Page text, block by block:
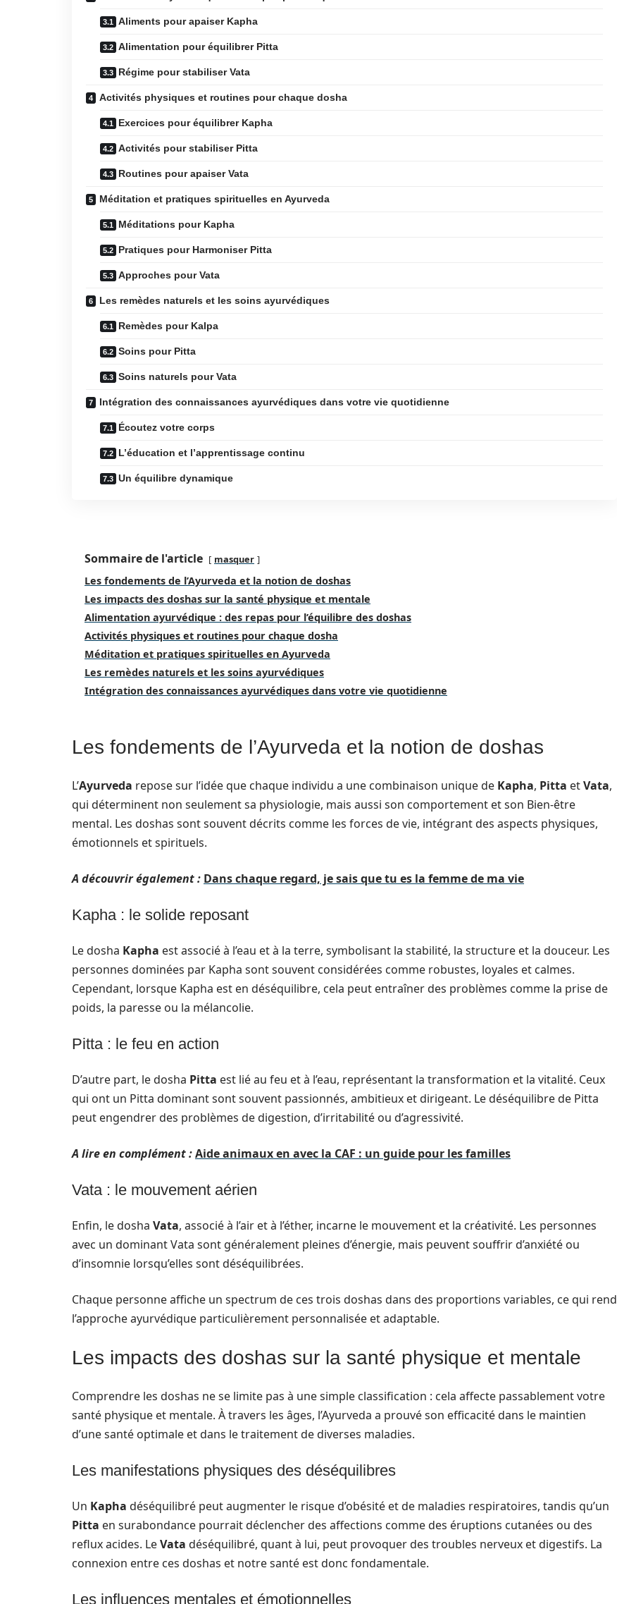
Aliments pour apaiser Kapha
Alimentation pour équilibrer Pitta
Régime pour stabiliser Vata
Activités physiques et routines pour chaque dosha
Exercices pour équilibrer Kapha
Activités pour stabiliser Pitta
Routines pour apaiser Vata
Méditation et pratiques spirituelles en Ayurveda
Méditations pour Kapha
Pratiques pour Harmoniser Pitta
Approches pour Vata
Les remèdes naturels et les soins ayurvédiques
Remèdes pour Kalpa
Soins pour Pitta
Soins naturels pour Vata
Intégration des connaissances ayurvédiques dans votre vie quotidienne
Écoutez votre corps
L’éducation et l’apprentissage continu
Un équilibre dynamique
Sommaire de l'article masquer
Les fondements de l’Ayurveda et la notion de doshas
Les impacts des doshas sur la santé physique et mentale
Alimentation ayurvédique : des repas pour l’équilibre des doshas
Activités physiques et routines pour chaque dosha
Méditation et pratiques spirituelles en Ayurveda
Les remèdes naturels et les soins ayurvédiques
Intégration des connaissances ayurvédiques dans votre vie quotidienne
Les fondements de l’Ayurveda et la notion de doshas
L’Ayurveda repose sur l’idée que chaque individu a une combinaison unique de Kapha, Pitta etVata,
qui déterminent non seulement sa physiologie, mais aussi son comportement et son Bien-être
mental. Les doshas sont souvent décrits comme les forces de vie, intégrant des aspects physiques,
émotionnels et spirituels.
A découvrir également : Dans chaque regard, je sais que tu es la femme de ma vie
Kapha : le solide reposant
Le dosha Kapha est associé à l’eau et à la terre, symbolisant la stabilité, la structure et la douceur. Les
personnes dominées par Kapha sont souvent considérées comme robustes, loyales et calmes.
Cependant, lorsque Kapha est en déséquilibre, cela peut entraîner des problèmes comme la prise de
poids, la paresse ou la mélancolie.
Pitta : le feu en action
D’autre part, le dosha Pitta est lié au feu et à l’eau, représentant la transformation et la vitalité. Ceux
qui ont un Pitta dominant sont souvent passionnés, ambitieux et dirigeant. Le déséquilibre de Pitta
peut engendrer des problèmes de digestion, d’irritabilité ou d’agressivité.
A lire en complément :Aide animaux en avec la CAF : un guide pour les familles
Vata : le mouvement aérien
Enfin, le dosha Vata, associé à l’air et à l’éther, incarne le mouvement et la créativité. Les personnes
avec un dominant Vata sont généralement pleines d’énergie, mais peuvent souffrir d’anxiété ou
d’insomnie lorsqu’elles sont déséquilibrées.
Chaque personne affiche un spectrum de ces trois doshas dans des proportions variables, ce qui rend
l’approche ayurvédique particulièrement personnalisée et adaptable.
Les impacts des doshas sur la santé physique et mentale
Comprendre les doshas ne se limite pas à une simple classification : cela affecte passablement votre
santé physique et mentale. À travers les âges, l’Ayurveda a prouvé son efficacité dans le maintien
d’une santé optimale et dans le traitement de diverses maladies.
Les manifestations physiques des déséquilibres
Un Kapha déséquilibré peut augmenter le risque d’obésité et de maladies respiratoires, tandis qu’un
Pitta en surabondance pourrait déclencher des affections comme des éruptions cutanées ou des
reflux acides. LeVata déséquilibré, quant à lui, peut provoquer des troubles nerveux et digestifs. La
connexion entre ces doshas et notre santé est donc fondamentale.
Les influences mentales et émotionnelles